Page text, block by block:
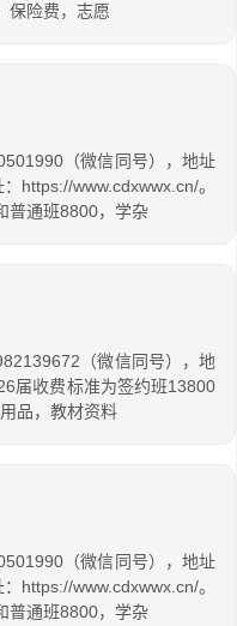
保险费，志愿
（微信同号），地址
https://www.cdxwwx.cn/。
普通班8800，学杂
（微信同号），地
届收费标准为签约班13800
品，教材资料
（微信同号），地址
https://www.cdxwwx.cn/。
普通班8800，学杂